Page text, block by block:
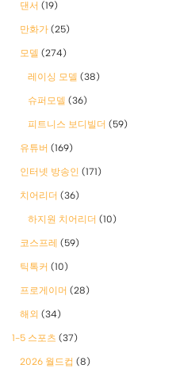
댄서 (19)
만화가 (25)
모델 (274)
레이싱 모델 (38)
슈퍼모델 (36)
피트니스 보디빌더 (59)
유튜버 (169)
인터넷 방송인 (171)
치어리더 (36)
하지원 치어리더 (10)
코스프레 (59)
틱톡커 (10)
프로게이머 (28)
해외 (34)
1-5 스포츠 (37)
2026 월드컵 (8)